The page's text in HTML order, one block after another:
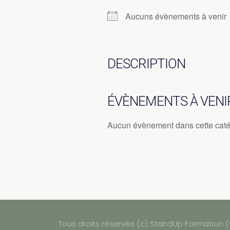
Aucuns évènements à venir
DESCRIPTION
ÉVÈNEMENTS À
Aucun évènement dans cette
Tous droits réservés (c) StandUp Formation